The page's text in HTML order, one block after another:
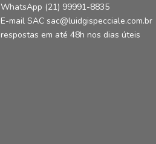
WhatsApp (21) 99991-8835
E-mail SAC sac@luidgispecciale.com.br
respostas em até 48h nos dias úteis